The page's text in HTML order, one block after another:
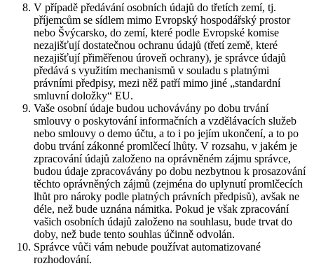
V případě předávání osobních údajů do třetích zemí, tj.
příjemcům se sídlem mimo Evropský hospodářský prostor
nebo Švýcarsko, do zemí, které podle Evropské komise
nezajišťují dostatečnou ochranu údajů (třetí země, které
nezajišťují přiměřenou úroveň ochrany), je správce údajů
předává s využitím mechanismů v souladu s platnými
právními předpisy, mezi něž patří mimo jiné „standardní
smluvní doložky“ EU.
Vaše osobní údaje budou uchovávány po dobu trvání
smlouvy o poskytování informačních a vzdělávacích služeb
nebo smlouvy o demo účtu, a to i po jejím ukončení, a to po
dobu trvání zákonné promlčecí lhůty. V rozsahu, v jakém je
zpracování údajů založeno na oprávněném zájmu správce,
budou údaje zpracovávány po dobu nezbytnou k prosazování
těchto oprávněných zájmů (zejména do uplynutí promlčecích
lhůt pro nároky podle platných právních předpisů), avšak ne
déle, než bude uznána námitka. Pokud je však zpracování
vašich osobních údajů založeno na souhlasu, bude trvat do
doby, než bude tento souhlas účinně odvolán.
Správce vůči vám nebude používat automatizované
rozhodování.